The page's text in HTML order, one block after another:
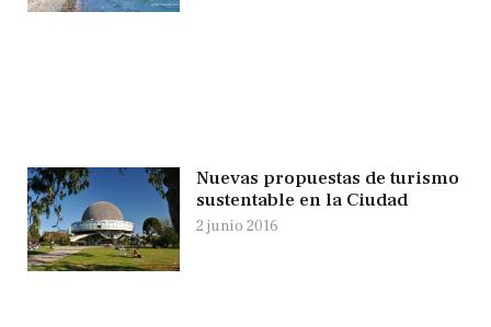
Nuevas propuestas de turismo
sustentable en la Ciudad
2 junio 2016